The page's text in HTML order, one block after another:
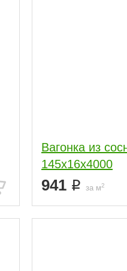
Вагонка из
145x16x4000
941 за м2